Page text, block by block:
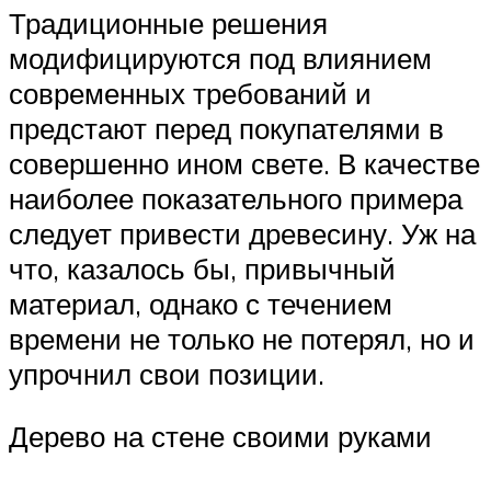
Традиционные решения
модифицируются под влиянием
современных требований и
предстают перед покупателями в
совершенно ином свете. В качестве
наиболее показательного примера
следует привести древесину. Уж на
что, казалось бы, привычный
материал, однако с течением
времени не только не потерял, но и
упрочнил свои позиции.
Дерево на стене своими руками